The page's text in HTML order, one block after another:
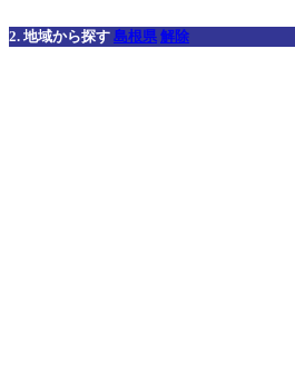
2. 地域から探す 島根県 解除